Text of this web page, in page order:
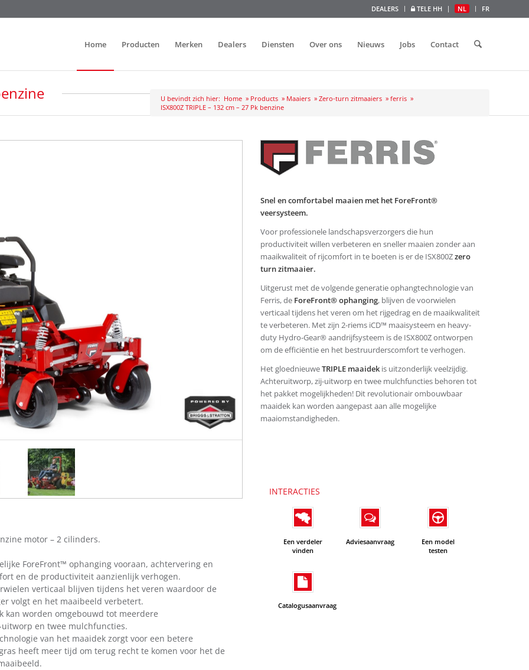
DEALERS TELE HH NL FR
Home Producten Merken Dealers Diensten Over ons Nieuws Jobs Contact
U bevindt zich hier: Home » Products » Maaiers » Zero-turn zitmaaiers » ferris »
ISX800Z TRIPLE – 132 cm – 27 Pk benzine
motor – 2 cilinders.
ForeFront™ ophanging vooraan, achtervering en
en de productiviteit aanzienlijk verhogen.
verticaal blijven tijdens het veren waardoor de
volgt en het maaibeeld verbetert.
kan worden omgebouwd tot meerdere
en twee mulchfuncties.
van het maaidek zorgt voor een betere
heeft meer tijd om terug recht te komen voor het de
Snel en comfortabel maaien met het ForeFront®
veersysteem.
Voor professionele landschapsverzorgers die hun
productiviteit willen verbeteren en sneller maaien zonder aan
maaikwaliteit of rijcomfort in te boeten is er de ISX800Zzero
turn zitmaaier.
Uitgerust met de volgende generatie ophangtechnologie van
Ferris, de ForeFront® ophanging, blijven de voorwielen
verticaal tijdens het veren om het rijgedrag en de maaikwaliteit
te verbeteren. Met zijn 2-riems iCD™ maaisysteem en heavy-
duty Hydro-Gear® aandrijfsysteem is de ISX800Z ontworpen
om de efficiëntie en het bestruurderscomfort te verhogen.
Het gloednieuweTRIPLE maaidekis uitzonderlijk veelzijdig.
Achteruitworp, zij-uitworp en twee mulchfuncties behoren tot
het pakket mogelijkheden! Dit revolutionair ombouwbaar
maaidek kan worden aangepast aan alle mogelijke
maaiomstandigheden.
INTERACTIES
Een verdeler
vinden
Adviesaanvraag
Een model
testen
Catalogusaanvraag